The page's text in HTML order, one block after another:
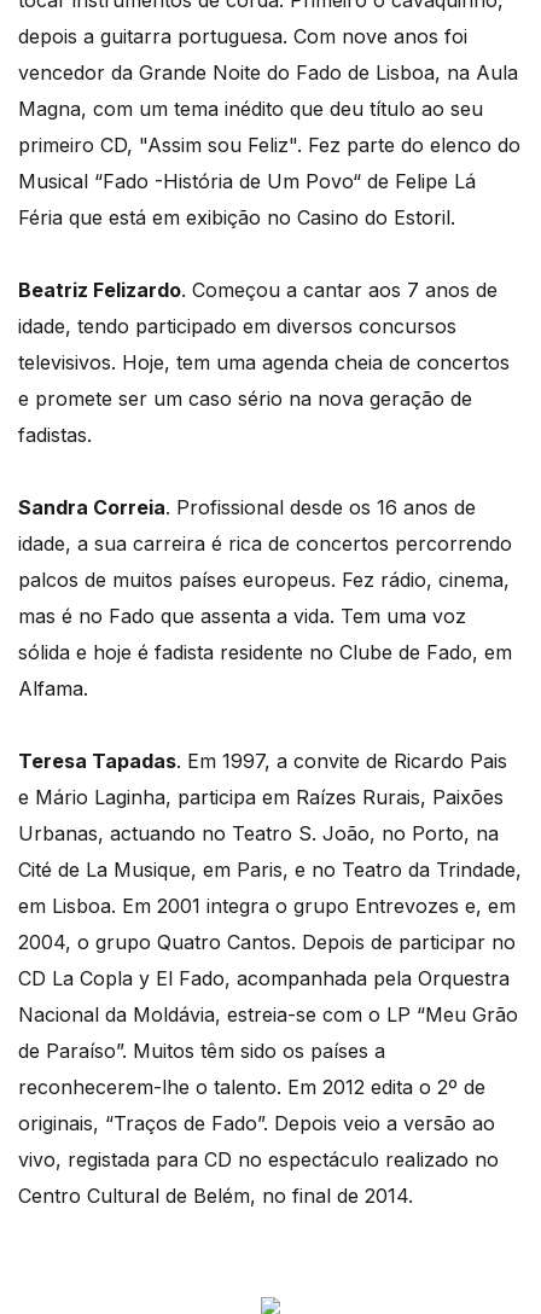
depois a guitarra portuguesa. Com nove anos foi
vencedor da Grande Noite do Fado de Lisboa, na Aula
Magna, com um tema inédito que deu título ao seu
primeiro CD, "Assim sou Feliz". Fez parte do elenco do
Musical “Fado -História de Um Povo“ de Felipe Lá
Féria que está em exibição no Casino do Estoril.
Beatriz Felizardo. Começou a cantar aos 7 anos de
idade, tendo participado em diversos concursos
televisivos. Hoje, tem uma agenda cheia de concertos
e promete ser um caso sério na nova geração de
fadistas.
Sandra Correia. Profissional desde os 16 anos de
idade, a sua carreira é rica de concertos percorrendo
palcos de muitos países europeus. Fez rádio, cinema,
mas é no Fado que assenta a vida. Tem uma voz
sólida e hoje é fadista residente no Clube de Fado, em
Alfama.
Teresa Tapadas. Em 1997, a convite de Ricardo Pais
e Mário Laginha, participa em Raízes Rurais, Paixões
Urbanas, actuando no Teatro S. João, no Porto, na
Cité de La Musique, em Paris, e no Teatro da Trindade,
em Lisboa. Em 2001 integra o grupo Entrevozes e, em
2004, o grupo Quatro Cantos. Depois de participar no
CD La Copla y El Fado, acompanhada pela Orquestra
Nacional da Moldávia, estreia-se com o LP “Meu Grão
de Paraíso”. Muitos têm sido os países a
reconhecerem-lhe o talento. Em 2012 edita o 2º de
originais, “Traços de Fado”. Depois veio a versão ao
vivo, registada para CD no espectáculo realizado no
Centro Cultural de Belém, no final de 2014.